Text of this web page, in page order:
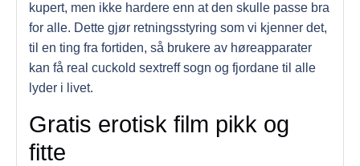
kupert, men ikke hardere enn at den skulle passe bra
for alle. Dette gjør retningsstyring som vi kjenner det,
til en ting fra fortiden, så brukere av høreapparater
kan få real cuckold sextreff sogn og fjordane til alle
lyder i livet.
Gratis erotisk film pikk og
fitte